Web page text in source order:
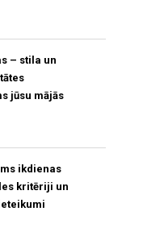
– stila un
jūsu mājās
ikdienas
kritēriji un